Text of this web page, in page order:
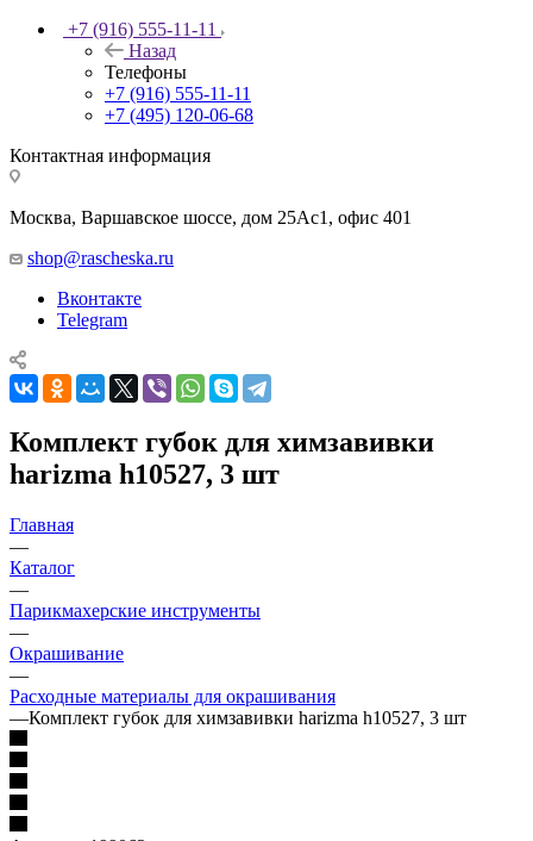
+7 (916) 555-11-11
Назад
Телефоны
+7 (916) 555-11-11
+7 (495) 120-06-68
Контактная информация
Москва, Варшавское шоссе, дом 25Аc1, офис 401
shop@rascheska.ru
Вконтакте
Telegram
Комплект губок для химзавивки
harizma h10527, 3 шт
Главная
—
Каталог
—
Парикмахерские инструменты
—
Окрашивание
—
Расходные материалы для окрашивания
—Комплект губок для химзавивки harizma h10527, 3 шт